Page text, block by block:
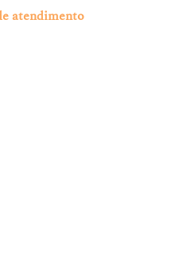
atendimento